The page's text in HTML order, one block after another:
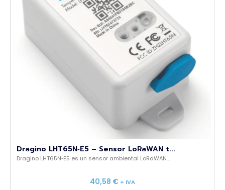
Dragino LHT65N‑E5 – Sensor LoRaWAN t...
Dragino LHT65N‑E5 es un sensor ambiental LoRaWAN...
40,58 € + IVA